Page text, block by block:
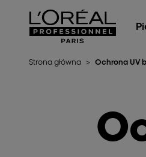
L'Oréal Professionnel
Strona główna > Ochrona UV